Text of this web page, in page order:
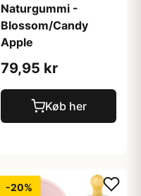
Naturgummi -
Blossom/Candy
Apple
79,95 kr
Køb her
-20%